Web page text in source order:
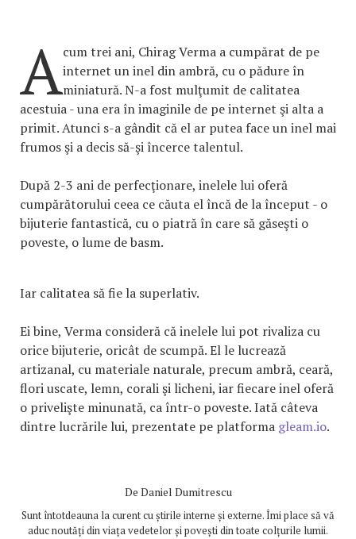
Acum trei ani, Chirag Verma a cumpărat de pe
internet un inel din ambră, cu o pădure în
miniatură. N-a fost mulţumit de calitatea
acestuia - una era în imaginile de pe internet şi alta a
primit. Atunci s-a gândit că el ar putea face un inel mai
frumos şi a decis să-şi încerce talentul.
După 2-3 ani de perfecţionare, inelele lui oferă
cumpărătorului ceea ce căuta el încă de la început - o
bijuterie fantastică, cu o piatră în care să găseşti o
poveste, o lume de basm.
Iar calitatea să fie la superlativ.
Ei bine, Verma consideră că inelele lui pot rivaliza cu
orice bijuterie, oricât de scumpă. El le lucrează
artizanal, cu materiale naturale, precum ambră, ceară,
flori uscate, lemn, corali şi licheni, iar fiecare inel oferă
o privelişte minunată, ca într-o poveste. Iată câteva
dintre lucrările lui, prezentate pe platforma gleam.io.
De Daniel Dumitrescu
Sunt întotdeauna la curent cu știrile interne și externe. Îmi place să vă
aduc noutăți din viața vedetelor și povești din toate colțurile lumii.